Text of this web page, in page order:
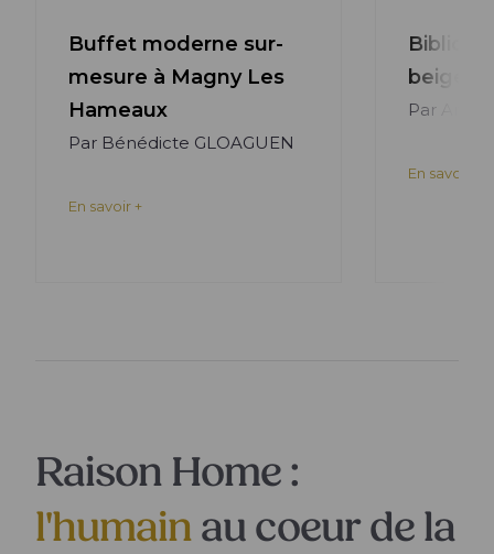
Buffet moderne sur-
mesure à Magny Les
Hameaux
Par Bénédicte GLOAGUEN
En savoir +
beige à
Par
En savoir +
Raison Home :
l'humain au coeur de la